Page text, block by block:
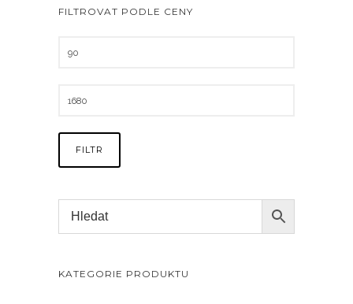
FILTROVAT PODLE CENY
FILTR
KATEGORIE PRODUKTU